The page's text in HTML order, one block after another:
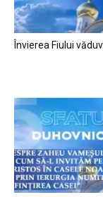
Învierea Fiului